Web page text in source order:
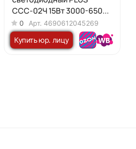
ССС-02Ч 15Вт 3000-6500К
600Лм USB, с адаптером,
струбцина ЧЕРНЫЙ IN
HOME
0 Арт. 4690612045269
Купить юр. лицу